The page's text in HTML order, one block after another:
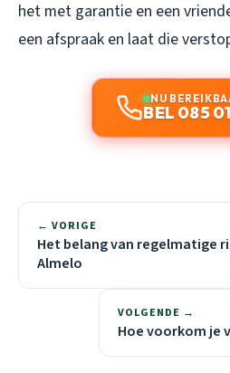
het met garantie en een
een afspraak en laat die
NU
BEL 085
← VORIGE
Het belang van regelmatige
Almelo
VOLGENDE →
Hoe voorkom je